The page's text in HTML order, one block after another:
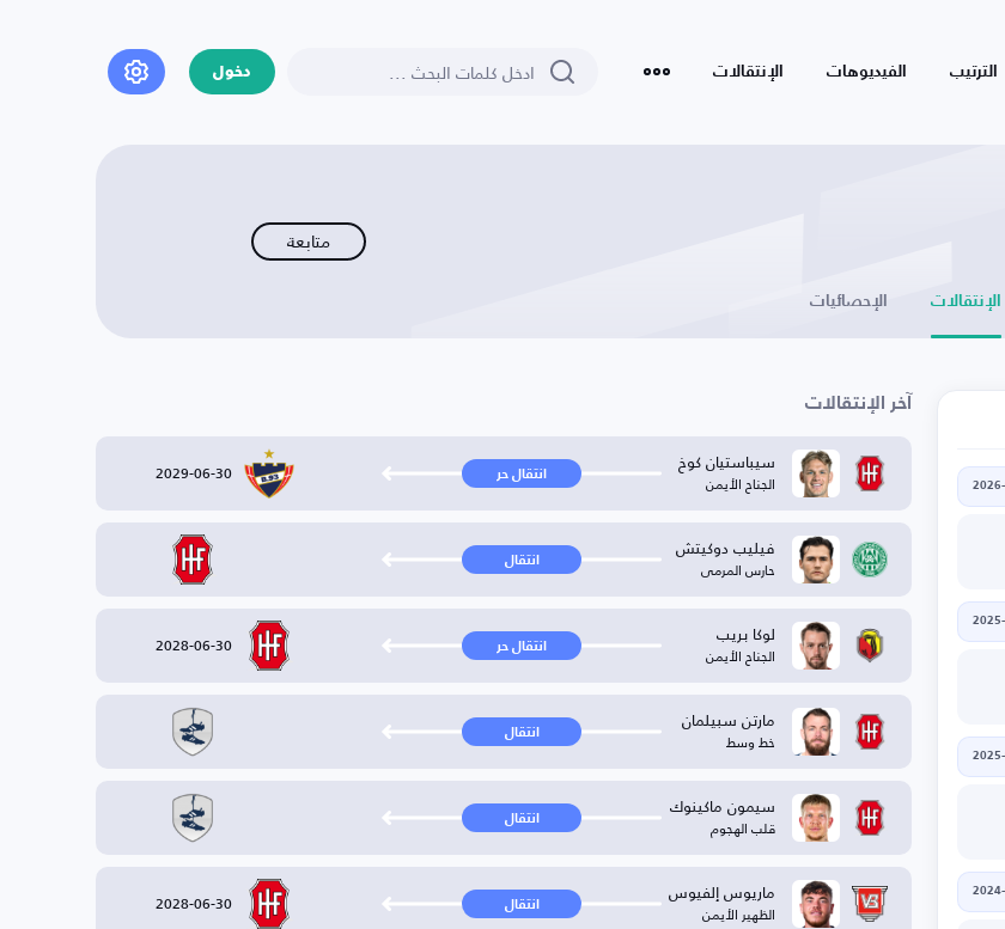
الترتيب الفيديوهات الإنتقالات دخول
متابعة
الإنتقالات الإحصائيات
آخر الإنتقالات
سيباستيان كوخ
الجناح الأيمن انتقال حر 2029-06-30
فيليب دوكيتش
حارس المرمى انتقال
لوكا بريب
الجناح الأيمن انتقال حر 2028-06-30
مارتن سبيلمان
خط وسط انتقال
سيمون ماكينوك
قلب الهجوم انتقال
ماريوس إلفيوس
الظهير الأيمن انتقال 2028-06-30